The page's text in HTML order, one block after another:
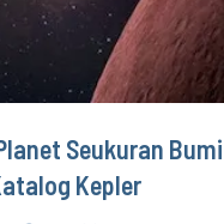
Seukuran Bumi
Kepler